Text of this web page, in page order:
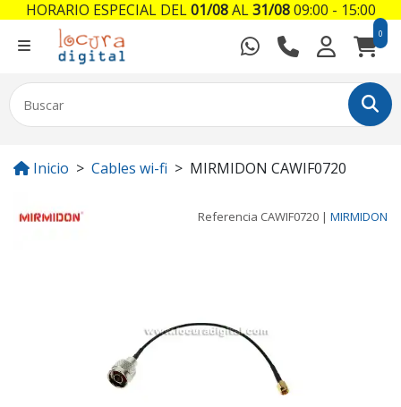
0
Inicio Cables wi-fi MIRMIDON CAWIF0720
Referencia CAWIF0720 | MIRMIDON
HORARIO ESPECIAL DEL01/08AL31/0809:00 - 15:00